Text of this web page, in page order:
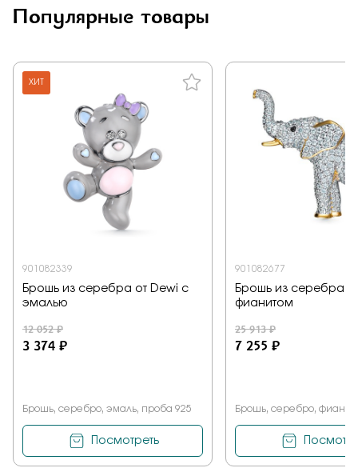
Популярные товары
ХИТ
901082339
Брошь из серебра от Dewi с
эмалью
12 052 ₽
3 374 ₽
Брошь, серебро, эмаль, проба 925
Посмотреть
901082677
Брошь из серебра
фианитом
25 913 ₽
7 255 ₽
Брошь, серебро,